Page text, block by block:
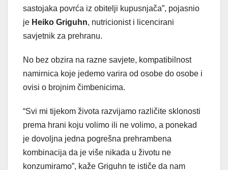
sastojaka povrća iz obitelji kupusnjača”, pojasnio
je Heiko Griguhn, nutricionist i licencirani
savjetnik za prehranu.
No bez obzira na razne savjete, kompatibilnost
namirnica koje jedemo varira od osobe do osobe i
ovisi o brojnim čimbenicima.
“Svi mi tijekom života razvijamo različite sklonosti
prema hrani koju volimo ili ne volimo, a ponekad
je dovoljna jedna pogrešna prehrambena
kombinacija da je više nikada u životu ne
konzumiramo”, kaže Griguhn te ističe da nam